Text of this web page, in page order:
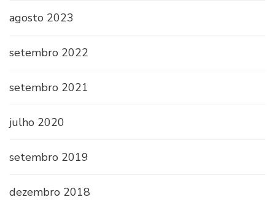
agosto 2023
setembro 2022
setembro 2021
julho 2020
setembro 2019
dezembro 2018